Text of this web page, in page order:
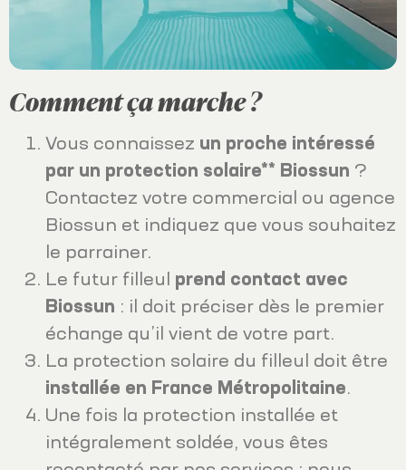
Comment ça marche ?
Vous connaissez un proche intéressé
par un protection solaire** Biossun ?
Contactez votre commercial ou agence
Biossun et indiquez que vous souhaitez
le parrainer.
Le futur filleul prend contact avec
Biossun : il doit préciser dès le premier
échange qu’il vient de votre part.
La protection solaire du filleul doit être
installée en France Métropolitaine.
Une fois la protection installée et
intégralement soldée, vous êtes